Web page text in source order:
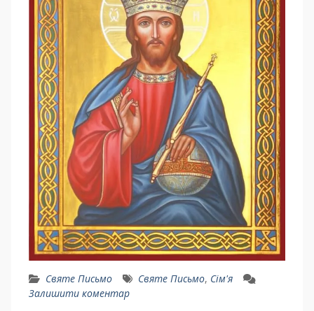
Святе Письмо Святе Письмо, Сім'я
Залишити коментар